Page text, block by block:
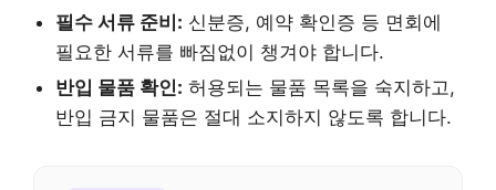
필수 서류 준비: 신분증, 예약 확인증 등 면회에
필요한 서류를 빠짐없이 챙겨야 합니다.
반입 물품 확인: 허용되는 물품 목록을 숙지하고,
반입 금지 물품은 절대 소지하지 않도록 합니다.